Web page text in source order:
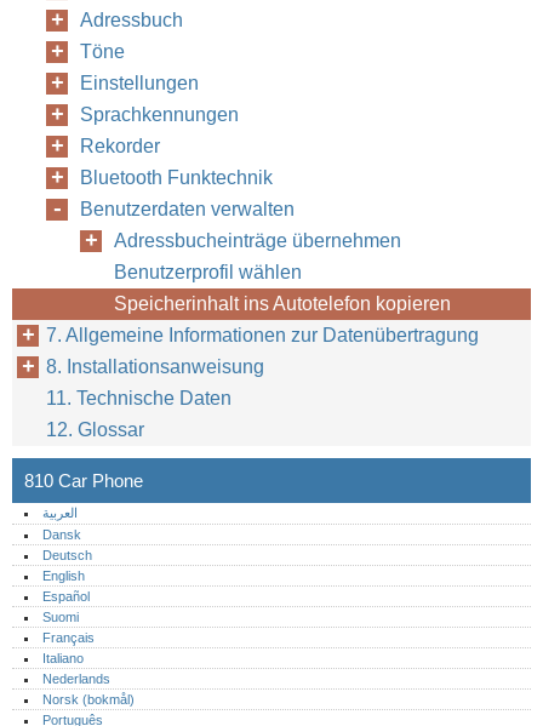
Adressbuch
Töne
Einstellungen
Sprachkennungen
Rekorder
Bluetooth Funktechnik
Benutzerdaten verwalten
Adressbucheinträge übernehmen
Benutzerprofil wählen
Speicherinhalt ins Autotelefon kopieren
7. Allgemeine Informationen zur Datenübertragung
8. Installationsanweisung
11. Technische Daten
12. Glossar
810 Car Phone
العربية
Dansk
Deutsch
English
Español
Suomi
Français
Italiano
Nederlands
Norsk (bokmål)‎
Português‎